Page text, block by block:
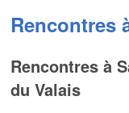
Rencontres
Rencontres à
du Valais